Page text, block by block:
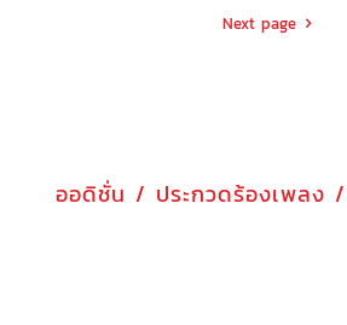
Next page
ออดิชั่น / ประกวดร้องเพลง